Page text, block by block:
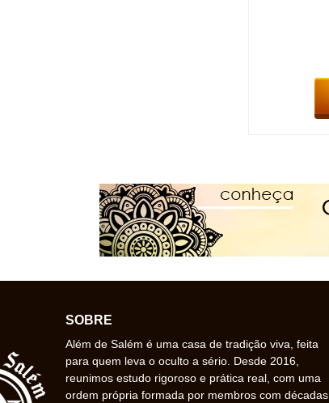
SOBRE
Além de Salém é uma casa de tradição viva, feita
para quem leva o oculto a sério. Desde 2016,
reunimos estudo rigoroso e prática real, com uma
ordem própria formada por membros com décadas